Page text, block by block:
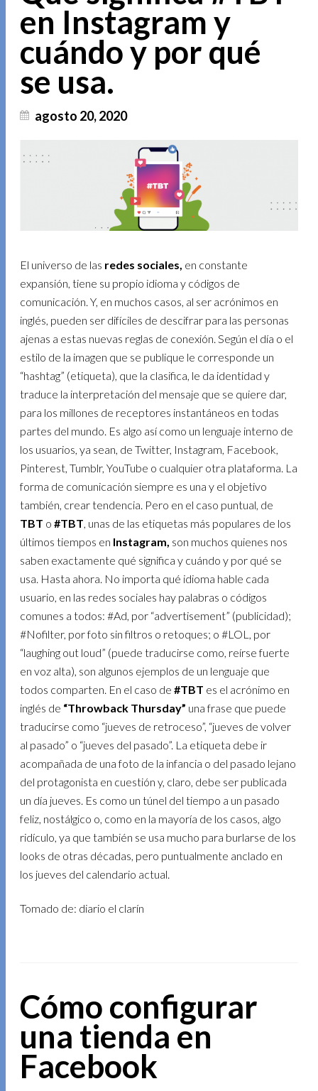
en Instagram y
cuándo y por qué
se usa.
agosto 20, 2020
El universo de las redes sociales, en constante
expansión, tiene su propio idioma y códigos de
comunicación. Y, en muchos casos, al ser acrónimos en
inglés, pueden ser difíciles de descifrar para las personas
ajenas a estas nuevas reglas de conexión. Según el día o el
estilo de la imagen que se publique le corresponde un
“hashtag” (etiqueta), que la clasifica, le da identidad y
traduce la interpretación del mensaje que se quiere dar,
para los millones de receptores instantáneos en todas
partes del mundo. Es algo así como un lenguaje interno de
los usuarios, ya sean, de Twitter, Instagram, Facebook,
Pinterest, Tumblr, YouTube o cualquier otra plataforma. La
forma de comunicación siempre es una y el objetivo
también, crear tendencia. Pero en el caso puntual, de
TBT o#TBT , unas de las etiquetas más populares de los
últimos tiempos en Instagram, son muchos quienes nos
saben exactamente qué significa y cuándo y por qué se
usa. Hasta ahora. No importa qué idioma hable cada
usuario, en las redes sociales hay palabras o códigos
comunes a todos: #Ad, por “advertisement” (publicidad);
#Nofilter, por foto sin filtros o retoques; o #LOL, por
“laughing out loud” (puede traducirse como, reírse fuerte
en voz alta), son algunos ejemplos de un lenguaje que
todos comparten. En el caso de#TBT es el acrónimo en
inglés de “Throwback Thursday” una frase que puede
traducirse como “jueves de retroceso”, “jueves de volver
al pasado” o “jueves del pasado”. La etiqueta debe ir
acompañada de una foto de la infancia o del pasado lejano
del protagonista en cuestión y, claro, debe ser publicada
un día jueves. Es como un túnel del tiempo a un pasado
feliz, nostálgico o, como en la mayoría de los casos, algo
ridículo, ya que también se usa mucho para burlarse de los
looks de otras décadas, pero puntualmente anclado en
los jueves del calendario actual.
Tomado de: diario el clarín
Cómo configurar
una tienda en
Facebook